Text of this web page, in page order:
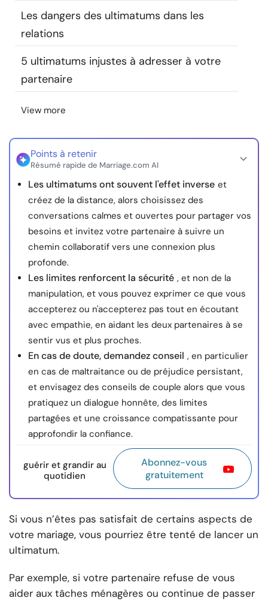
Langue
nous
© Copyright 2026. Tous droits réservés.
Les dangers des ultimatums dans les
relations
5 ultimatums injustes à adresser à votre
partenaire
View more
Points à retenir
Résumé rapide de Marriage.com AI
Les ultimatums ont souvent l'effet inverse et
créez de la distance, alors choisissez des
conversations calmes et ouvertes pour partager vos
besoins et invitez votre partenaire à suivre un
chemin collaboratif vers une connexion plus
profonde.
Les limites renforcent la sécurité , et non de la
manipulation, et vous pouvez exprimer ce que vous
accepterez ou n'accepterez pas tout en écoutant
avec empathie, en aidant les deux partenaires à se
sentir vus et plus proches.
En cas de doute, demandez conseil , en particulier
en cas de maltraitance ou de préjudice persistant,
et envisagez des conseils de couple alors que vous
pratiquez un dialogue honnête, des limites
partagées et une croissance compatissante pour
approfondir la confiance.
guérir et grandir au
quotidien
Abonnez-vous
gratuitement
Si vous n’êtes pas satisfait de certains aspects de
votre mariage, vous pourriez être tenté de lancer un
ultimatum.
Par exemple, si votre partenaire refuse de vous
aider aux tâches ménagères ou continue de passer